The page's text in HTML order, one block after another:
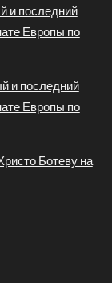
и последний
Европы по
и последний
Европы по
Ботеву на